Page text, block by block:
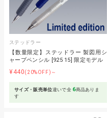
ステッドラー
【数量限定】ステッドラー 製図用シ
ャープペンシル [925 15] 限定モデル
¥440(20%OFF)～
サイズ・販売単位違いで全 6商品ありま
す